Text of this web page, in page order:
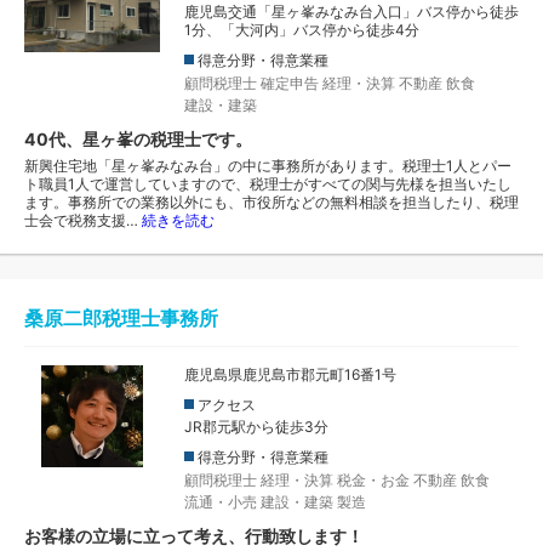
鹿児島交通「星ヶ峯みなみ台入口」バス停から徒歩
1分、「大河内」バス停から徒歩4分
得意分野・得意業種
顧問税理士 確定申告 経理・決算 不動産 飲食
建設・建築
40代、星ヶ峯の税理士です。
新興住宅地「星ヶ峯みなみ台」の中に事務所があります。税理士1人とパー
ト職員1人で運営していますので、税理士がすべての関与先様を担当いたし
ます。事務所での業務以外にも、市役所などの無料相談を担当したり、税理
士会で税務支援… 続きを読む
桑原二郎税理士事務所
鹿児島県鹿児島市郡元町16番1号
アクセス
JR郡元駅から徒歩3分
得意分野・得意業種
顧問税理士 経理・決算 税金・お金 不動産 飲食
流通・小売 建設・建築 製造
お客様の立場に立って考え、行動致します！